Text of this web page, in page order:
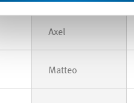
Axel
Matteo